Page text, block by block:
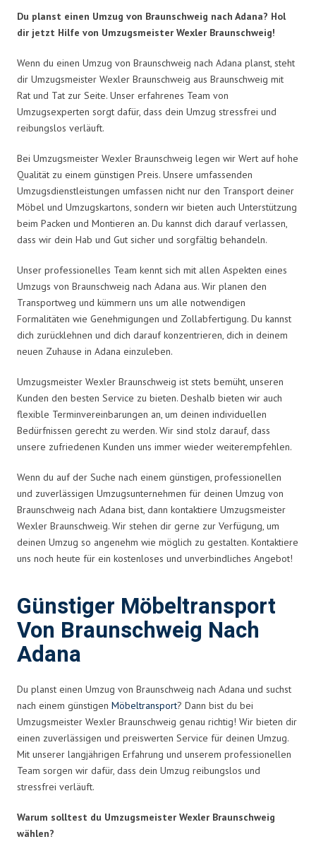
Du planst einen Umzug von Braunschweig nach Adana? Hol
dir jetzt Hilfe von Umzugsmeister Wexler Braunschweig!
Wenn du einen Umzug von Braunschweig nach Adana planst, steht
dir Umzugsmeister Wexler Braunschweig aus Braunschweig mit
Rat und Tat zur Seite. Unser erfahrenes Team von
Umzugsexperten sorgt dafür, dass dein Umzug stressfrei und
reibungslos verläuft.
Bei Umzugsmeister Wexler Braunschweig legen wir Wert auf hohe
Qualität zu einem günstigen Preis. Unsere umfassenden
Umzugsdienstleistungen umfassen nicht nur den Transport deiner
Möbel und Umzugskartons, sondern wir bieten auch Unterstützung
beim Packen und Montieren an. Du kannst dich darauf verlassen,
dass wir dein Hab und Gut sicher und sorgfältig behandeln.
Unser professionelles Team kennt sich mit allen Aspekten eines
Umzugs von Braunschweig nach Adana aus. Wir planen den
Transportweg und kümmern uns um alle notwendigen
Formalitäten wie Genehmigungen und Zollabfertigung. Du kannst
dich zurücklehnen und dich darauf konzentrieren, dich in deinem
neuen Zuhause in Adana einzuleben.
Umzugsmeister Wexler Braunschweig ist stets bemüht, unseren
Kunden den besten Service zu bieten. Deshalb bieten wir auch
flexible Terminvereinbarungen an, um deinen individuellen
Bedürfnissen gerecht zu werden. Wir sind stolz darauf, dass
unsere zufriedenen Kunden uns immer wieder weiterempfehlen.
Wenn du auf der Suche nach einem günstigen, professionellen
und zuverlässigen Umzugsunternehmen für deinen Umzug von
Braunschweig nach Adana bist, dann kontaktiere Umzugsmeister
Wexler Braunschweig. Wir stehen dir gerne zur Verfügung, um
deinen Umzug so angenehm wie möglich zu gestalten. Kontaktiere
uns noch heute für ein kostenloses und unverbindliches Angebot!
Günstiger Möbeltransport
Von Braunschweig Nach
Adana
Du planst einen Umzug von Braunschweig nach Adana und suchst
nach einem günstigen Möbeltransport? Dann bist du bei
Umzugsmeister Wexler Braunschweig genau richtig! Wir bieten dir
einen zuverlässigen und preiswerten Service für deinen Umzug.
Mit unserer langjährigen Erfahrung und unserem professionellen
Team sorgen wir dafür, dass dein Umzug reibungslos und
stressfrei verläuft.
Warum solltest du Umzugsmeister Wexler Braunschweig
wählen?